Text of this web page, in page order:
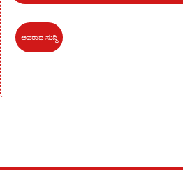
ಅಪರಾಧ ಸುದ್ದಿ